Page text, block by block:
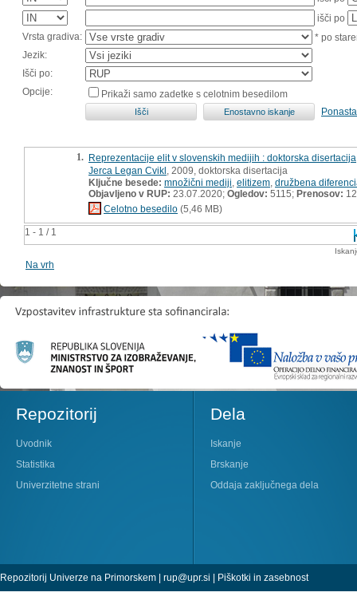
išči po
Vrsta gradiva:
* po
Jezik:
Išči po:
Opcije:
Prikaži samo zadetke s celotnim besedilom
1 - 1 / 1
1. Reprezentacije elit v slovenskih medijih : doktorska disertacija
Jerca Legan Cvikl , 2009, doktorska disertacija
Ključne besede: množični mediji elitizem družbena
Objavljeno v RUP: 23.07.2020; Ogledov: 5115; Prenosov:
Celotno besedilo (5,46 MB)
Na vrh
Repozitorij
Uvodnik
Statistika
Univerzitetne strani
Dela
Iskanje
Brskanje
Oddaja zaključnega dela
Repozitorij Univerze na Primorskem | rup@upr.si | Piškotki in zasebnost